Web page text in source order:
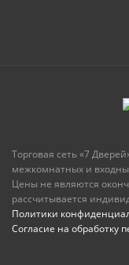
Торговая сеть «7
межкомнатных и
Цены не являются
рассчитывается
Политики
Согласие на обработку